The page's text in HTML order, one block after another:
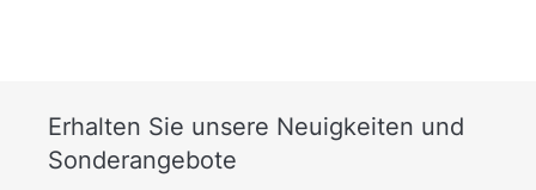
Erhalten Sie unsere Neuigkeiten und
Sonderangebote